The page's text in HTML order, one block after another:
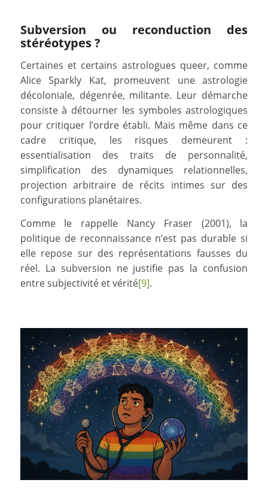
Subversion ou reconduction des
stéréotypes ?
Certaines et certains astrologues queer, comme
Alice Sparkly Kat, promeuvent une astrologie
décoloniale, dégenrée, militante. Leur démarche
consiste à détourner les symboles astrologiques
pour critiquer l’ordre établi. Mais même dans ce
cadre critique, les risques demeurent :
essentialisation des traits de personnalité,
simplification des dynamiques relationnelles,
projection arbitraire de récits intimes sur des
configurations planétaires.
Comme le rappelle Nancy Fraser (2001), la
politique de reconnaissance n’est pas durable si
elle repose sur des représentations fausses du
réel. La subversion ne justifie pas la confusion
entre subjectivité et vérité[9].